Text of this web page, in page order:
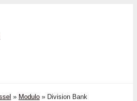
» Modulo » Division Bank